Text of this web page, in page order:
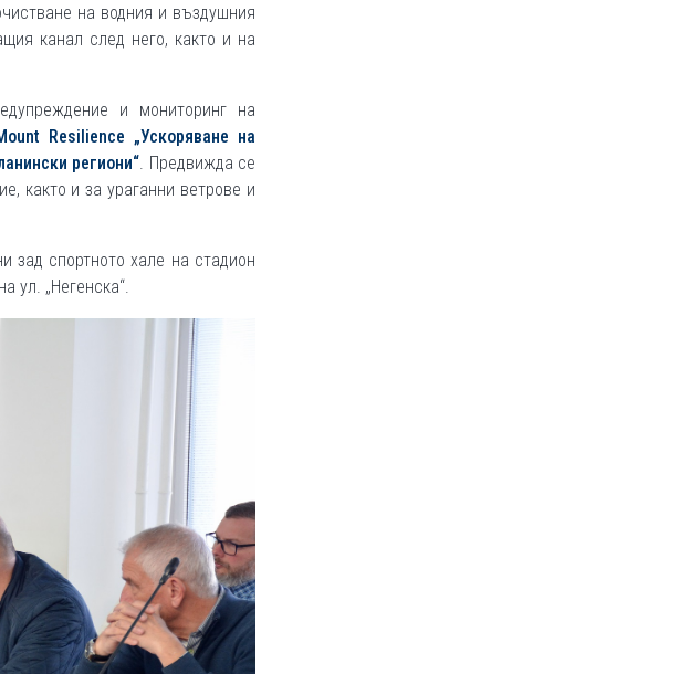
на водния и въздушния
канал след него, както и на
и мониторинг на
Resilience „Ускоряване на
региони“. Предвижда се
както и за ураганни ветрове и
зад спортното хале на стадион
ул. „Негенска“.